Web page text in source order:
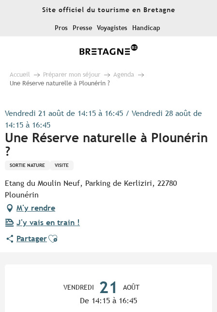
Site officiel du tourisme en Bretagne
Pros Presse Voyagistes Handicap
Accueil Préparer mon séjour
Agenda
Une Réserve naturelle à Plounérin ?
Vendredi 21 août de 14:15 à 16:45 / Vendredi 28 août de
14:15 à 16:45
Une Réserve naturelle à Plounérin
?
SORTIE NATURE VISITE
Etang du Moulin Neuf, Parking de Kerliziri, 22780
Plounérin
M'y rendre
J'y vais en train !
PartagerAjouter aux favoris
VENDREDI 21 AOÛT
De 14:15 à 16:45